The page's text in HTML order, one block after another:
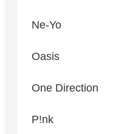
Ne-Yo
Oasis
One Direction
P!nk